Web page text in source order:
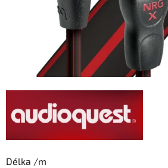
Délka /m